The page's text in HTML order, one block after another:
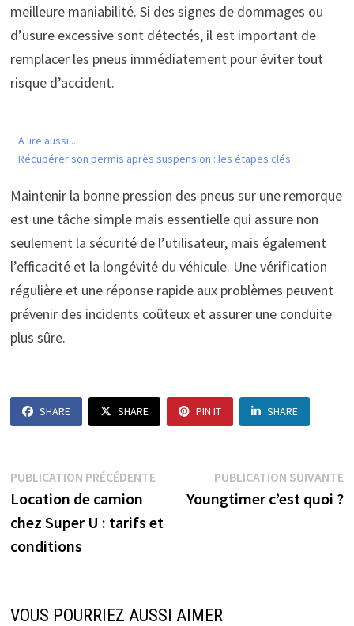
meilleure maniabilité. Si des signes de dommages ou
d’usure excessive sont détectés, il est important de
remplacer les pneus immédiatement pour éviter tout
risque d’accident.
A lire aussi...
Récupérer son permis après suspension : les étapes clés
Maintenir la bonne pression des pneus sur une remorque
est une tâche simple mais essentielle qui assure non
seulement la sécurité de l’utilisateur, mais également
l’efficacité et la longévité du véhicule. Une vérification
régulière et une réponse rapide aux problèmes peuvent
prévenir des incidents coûteux et assurer une conduite
plus sûre.
SHARE SHARE PIN IT SHARE
Navigation
de
l’article
PUBLICATION PRÉCÉDENTEPublication
précédente :
Location de camion
chez Super U : tarifs et
conditions
PUBLICATION SUIVANTE
Youngtimer c’est quoi ?
VOUS POURRIEZ AUSSI AIMER